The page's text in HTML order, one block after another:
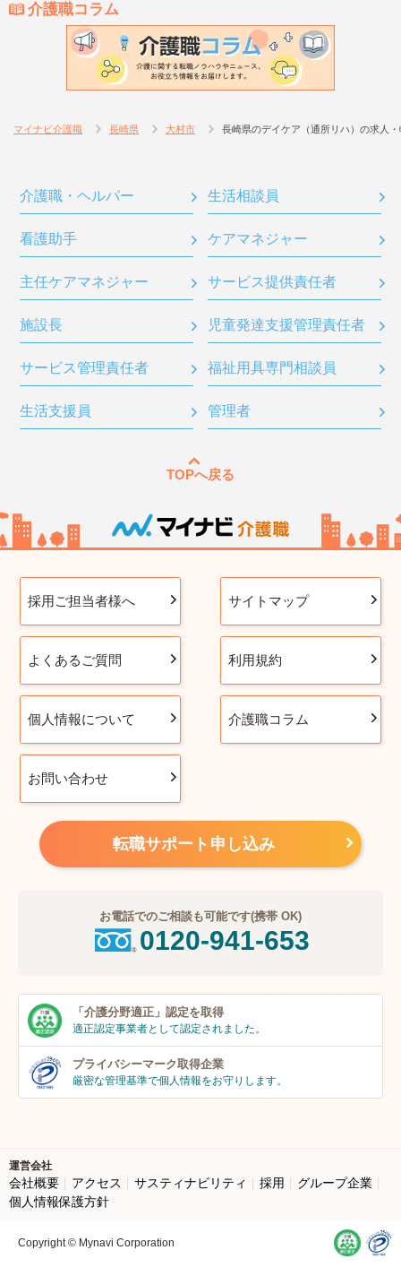
介護職コラム
マイナビ介護職 長崎県 大村市 長崎県のデイケア（通所リハ）の求人
介護職・ヘルパー 生活相談員
看護助手 ケアマネジャー
主任ケアマネジャー サービス提供責任者
施設長 児童発達支援管理責任者
サービス管理責任者 福祉用具専門相談員
生活支援員 管理者
TOPへ戻る
採用ご担当者様へ サイトマップ
よくあるご質問 利用規約
個人情報について 介護職コラム
お問い合わせ
転職サポート申し込み
お電話でのご相談も可能です(携帯 OK)
0120-941-653
「介護分野適正」 認定を取得
適正認定事業者として認定されました。
プライバシーマーク取得企業
厳密な管理基準で個人情報をお守りします。
運営会社
会社概要 アクセス サスティナビリティ 採用
グループ企業
個人情報保護方針
Copyright © Mynavi Corporation